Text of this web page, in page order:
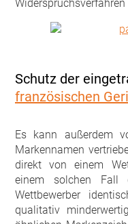
Widerspruchsverfahren
Schutz der
französischen
Es kann außerdem
Markennamen
direkt von einem
einem solchen Fall
Wettbewerber
qualitativ